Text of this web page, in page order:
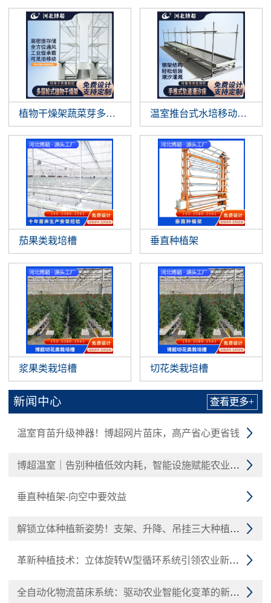
植物干燥架蔬菜芽多层垂直悬挂植物晾温室推台式水培移动作物支
茄果类栽培槽 垂直种植架
浆果类栽培槽 切花类栽培槽
新闻中心 查看更多+

温室育苗升级神器！博超网片苗床，高产省心更省钱

博超温室｜告别种植低效内耗，智能设施赋能农业增收

垂直种植架-向空中要效益

解锁立体种植新姿势！支架、升降、吊挂三大种植槽技术

革新种植技术：立体旋转W型循环系统引领农业新潮流

全自动化物流苗床系统：驱动农业智能化变革的新引擎